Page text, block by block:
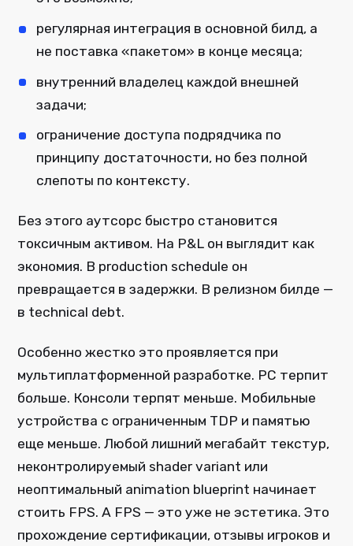
регулярная интеграция в основной билд, а
не поставка «пакетом» в конце месяца;
внутренний владелец каждой внешней
задачи;
ограничение доступа подрядчика по
принципу достаточности, но без полной
слепоты по контексту.
Без этого аутсорс быстро становится
токсичным активом. На P&L он выглядит как
экономия. В production schedule он
превращается в задержки. В релизном билде —
в technical debt.
Особенно жестко это проявляется при
мультиплатформенной разработке. PC терпит
больше. Консоли терпят меньше. Мобильные
устройства с ограниченным TDP и памятью
еще меньше. Любой лишний мегабайт текстур,
неконтролируемый shader variant или
неоптимальный animation blueprint начинает
стоить FPS. А FPS — это уже не эстетика. Это
прохождение сертификации, отзывы игроков и